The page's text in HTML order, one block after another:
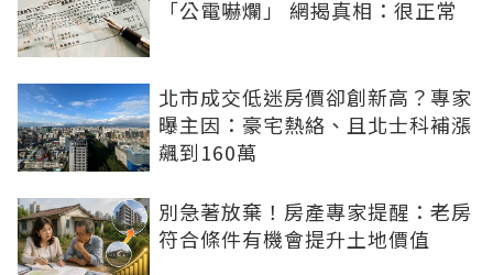
「公電嚇爛」 網揭真相：很正常
北市成交低迷房價卻創新高？專家
曝主因：豪宅熱絡、且北士科補漲
飆到160萬
別急著放棄！房產專家提醒：老房
符合條件有機會提升土地價值